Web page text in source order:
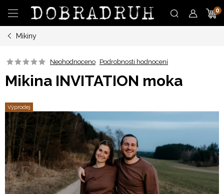
obsah
Mikiny
Neohodnoceno Podrobnosti hodnocení
Mikina INVITATION moka
Výprodej